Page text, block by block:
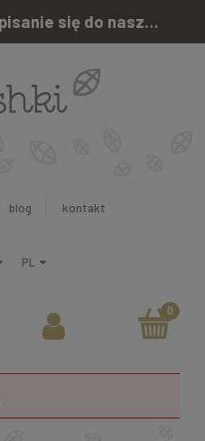
5% RABATU za zapisanie się do naszego newslettera
blog kontakt